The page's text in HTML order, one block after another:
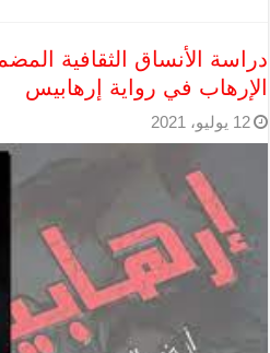
دراسة الأنساق الثقافية
الإرهاب في رواية إرهابيس
12 يوليو، 2021